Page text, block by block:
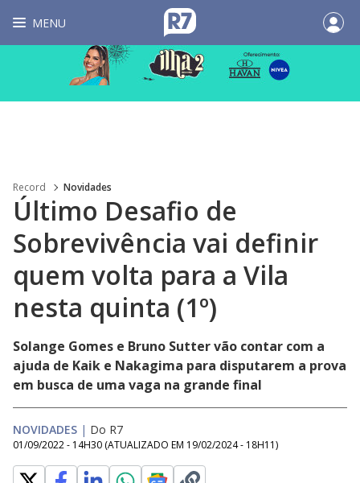
MENU
Record Novidades
Último Desafio de
Sobrevivência vai definir
quem volta para a Vila
nesta quinta (1º)
Solange Gomes e Bruno Sutter vão contar com a
ajuda de Kaik e Nakagima para disputarem a prova
em busca de uma vaga na grande final
NOVIDADES | Do R7
01/09/2022 - 14H30 (ATUALIZADO EM 19/02/2024 - 18H11)